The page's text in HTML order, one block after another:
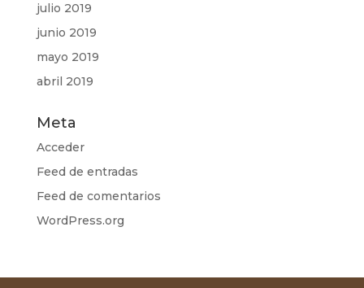
julio 2019
junio 2019
mayo 2019
abril 2019
Meta
Acceder
Feed de entradas
Feed de comentarios
WordPress.org